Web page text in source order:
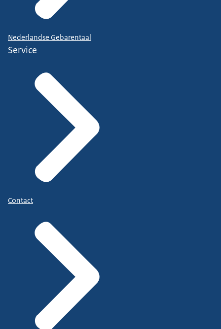
Nederlandse Gebarentaal
Service
Contact